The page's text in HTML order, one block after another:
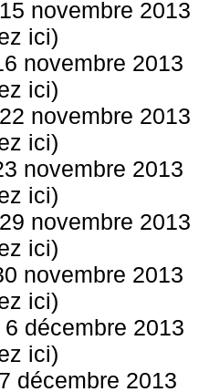
novembre 2013
ici)
novembre 2013
ici)
novembre 2013
ici)
novembre 2013
ici)
novembre 2013
ici)
novembre 2013
ici)
décembre 2013
ici)
décembre 2013